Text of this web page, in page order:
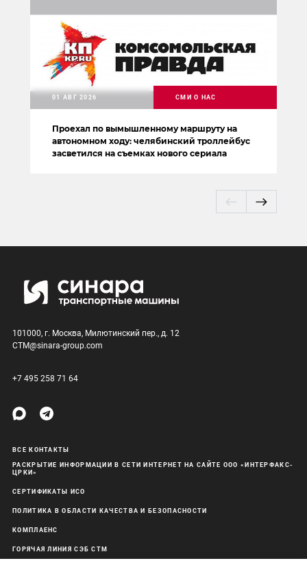
Проехал по вымышленному маршруту на
автономном ходу: челябинский троллейбус
засветился на съемках нового сериала
01 АВГ 2026 СМИ О НАС
101000, г. Москва, Милютинский пер., д. 12
CTM@sinara-group.com
+7 495 258 71 64
ВСЕ КОНТАКТЫ
РАСКРЫТИЕ ИНФОРМАЦИИ В СЕТИ ИНТЕРНЕТ НА САЙТЕ ООО «ИНТЕРФАКС-
ЦРКИ»
СЕРТИФИКАТЫ ИСО
ПОЛИТИКА В ОБЛАСТИ КАЧЕСТВА И БЕЗОПАСНОСТИ
КОМПЛАЕНС
ГОРЯЧАЯ ЛИНИЯ СЭБ СТМ